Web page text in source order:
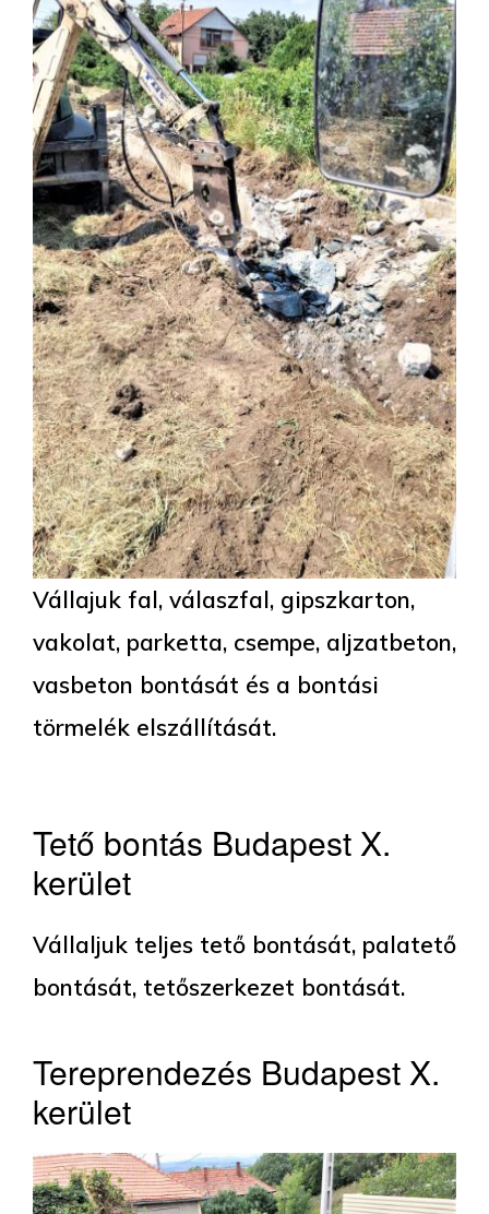
Vállajuk fal, válaszfal, gipszkarton,
vakolat, parketta, csempe, aljzatbeton,
vasbeton bontását és a bontási
törmelék elszállítását.
Tető bontás Budapest X.
kerület
Vállaljuk teljes tető bontását, palatető
bontását, tetőszerkezet bontását.
Tereprendezés Budapest X.
kerület